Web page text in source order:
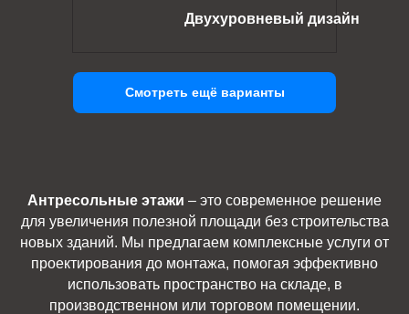
Двухуровневый дизайн
Смотреть ещё варианты
Антресольные этажи – это современное решение
для увеличения полезной площади без строительства
новых зданий. Мы предлагаем комплексные услуги от
проектирования до монтажа, помогая эффективно
использовать пространство на складе, в
производственном или торговом помещении.